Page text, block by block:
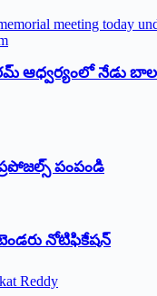
ఆధ్వర్యంలో నేడు
పంపండి
నోటిఫికేషన్‌